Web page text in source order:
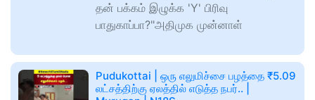
தன் பக்கம் இழுக்க 'Y' பிரிவு
பாதுகாப்பா?"அதிமுக முன்னாள்
Pudukottai | ஒரு எலுமிச்சை பழத்தை ₹5.09
லட்சத்திற்கு ஏலத்தில் எடுத்த நபர்.. |